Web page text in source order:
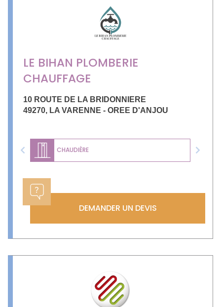
LE BIHAN PLOMBERIE
CHAUFFAGE
10 ROUTE DE LA BRIDONNIERE
49270, LA VARENNE - OREE D'ANJOU
CHAUDIÈRE
Previous Next
DEMANDER UN DEVIS